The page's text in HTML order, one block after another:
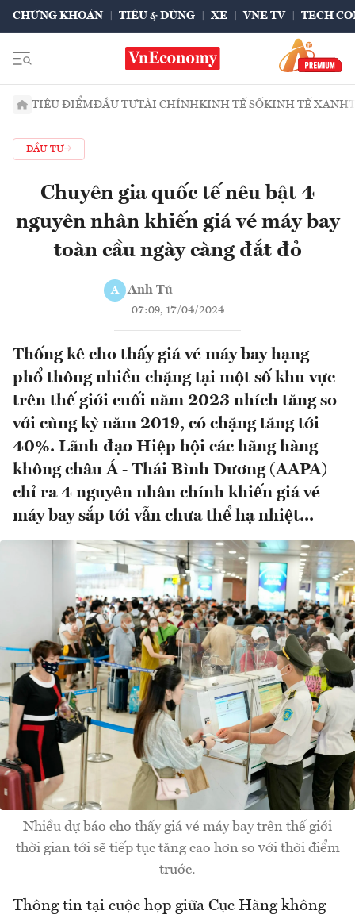
CHỨNG KHOÁN TIÊU & DÙNG XE VNE TV TECH
TIÊU ĐIỂMĐẦU TƯTÀI CHÍNHKINH TẾ SỐKINH TẾ XANH
ĐẦU TƯ
Chuyên gia quốc tế nêu bật 4
nguyên nhân khiến giá vé máy bay
toàn cầu ngày càng đắt đỏ
A Anh Tú
07:09, 17/04/2024
Thống kê cho thấy giá vé máy bay hạng
phổ thông nhiều chặng tại một số khu vực
trên thế giới cuối năm 2023 nhích tăng so
với cùng kỳ năm 2019, có chặng tăng tới
40%. Lãnh đạo Hiệp hội các hãng hàng
không châu Á - Thái Bình Dương (AAPA)
chỉ ra 4 nguyên nhân chính khiến giá vé
máy bay sắp tới vẫn chưa thể hạ nhiệt...
Nhiều dự báo cho thấy giá vé máy bay trên thế giới
thời gian tới sẽ tiếp tục tăng cao hơn so với thời điểm
trước.
Thông tin tại cuộc họp giữa Cục Hàng không